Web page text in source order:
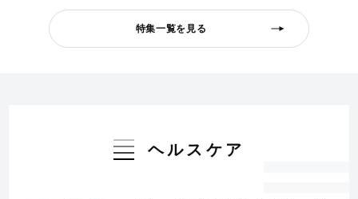
特集一覧を見る
ヘルスケア